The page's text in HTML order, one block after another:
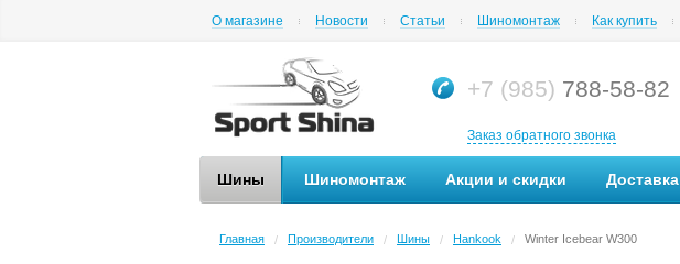
О магазине Новости Статьи Шиномонтаж Как купить
+7 (985) 788-58-82
Заказ обратного звонка
Шины Шиномонтаж Акции и скидки Доставка
Главная / Производители / Шины / Hankook / Winter Icebear W300